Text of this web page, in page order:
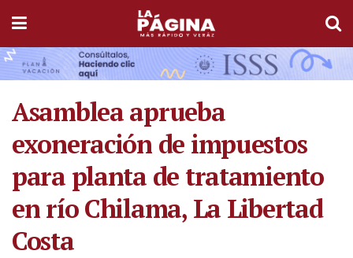
Asamblea aprueba
exoneración de impuestos
para planta de tratamiento
en río Chilama, La Libertad
Costa